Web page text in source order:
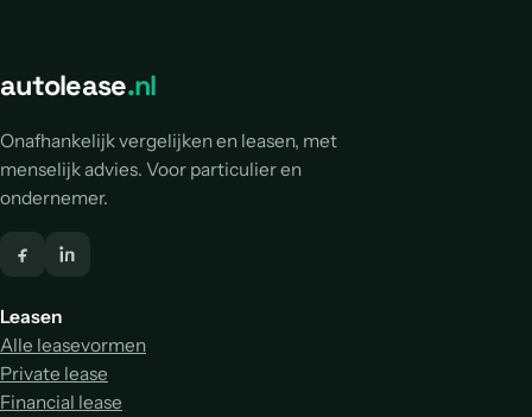
autolease.nl
Onafhankelijk vergelijken en leasen, met
menselijk advies. Voor particulier en
ondernemer.
Leasen
Alle leasevormen
Private lease
Financial lease